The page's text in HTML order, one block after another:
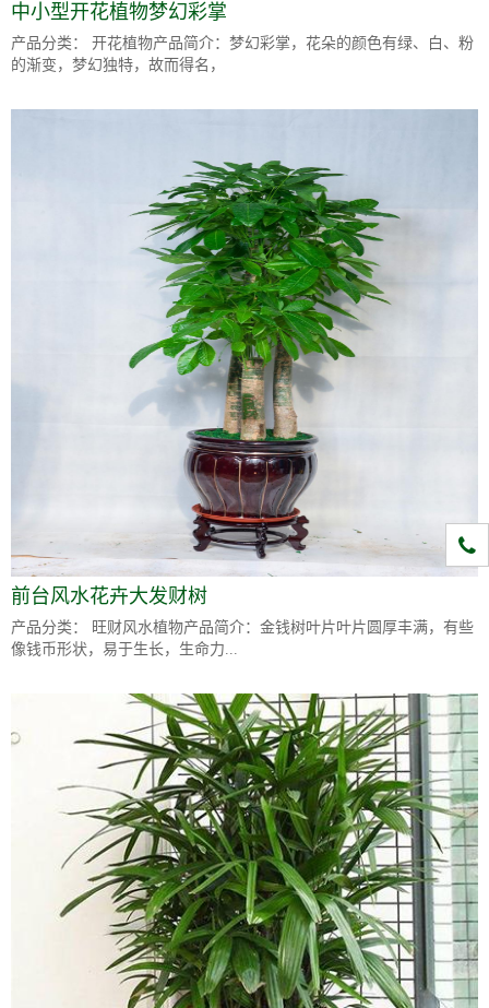
中小型开花植物梦幻彩掌
产品分类： 开花植物产品简介：梦幻彩掌，花朵的颜色有绿、白、粉
的渐变，梦幻独特，故而得名，
前台风水花卉大发财树
产品分类： 旺财风水植物产品简介：金钱树叶片叶片圆厚丰满，有些
像钱币形状，易于生长，生命力...